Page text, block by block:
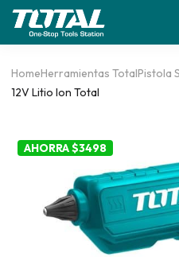
HomeHerramientas TotalPistola
12V Litio Ion Total
AHORRA $3498